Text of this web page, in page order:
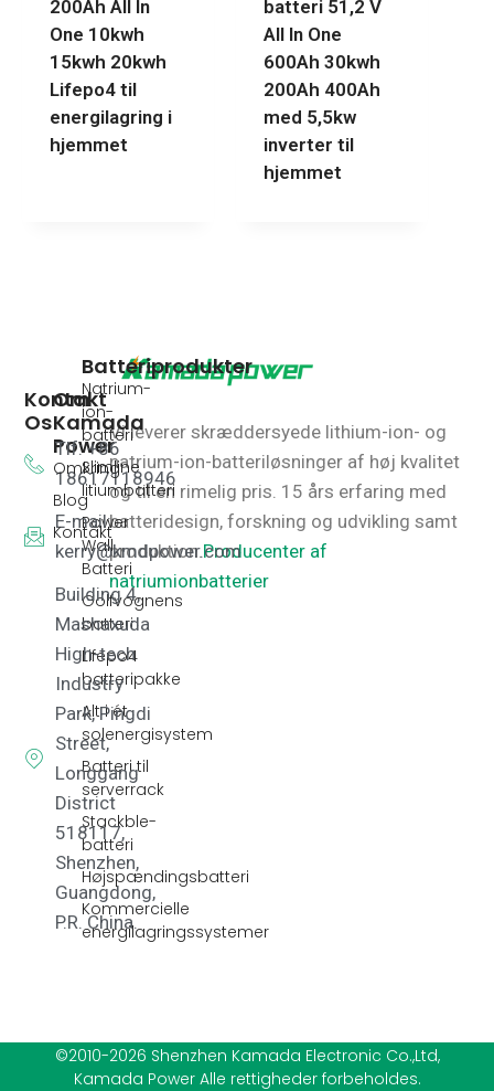
200Ah All In
One 10kwh
15kwh 20kwh
Lifepo4 til
energilagring i
hjemmet
batteri 51,2 V
All In One
600Ah 30kwh
200Ah 400Ah
med 5,5kw
inverter til
hjemmet
Vi leverer skræddersyede lithium-ion- og
natrium-ion-batteriløsninger af høj kvalitet
og til en rimelig pris. 15 års erfaring med
batteridesign, forskning og udvikling samt
produktion.Producenter af
natriumionbatterier
Batteriprodukter
Natrium-
ion-
batteri
Slimline
litiumbatteri
Power
Wall
Batteri
Golfvognens
batteri
Lifepo4
batteripakke
Alt i ét
solenergisystem
Batteri til
serverrack
Stackble-
batteri
Højspændingsbatteri
Kommercielle
energilagringssystemer
Om
Kamada
Power
Omkring
Blog
Kontakt
Kontakt
Os
Tlf: +86
18617118946
E-mail:
kerry@kmdpower.com
Building 4,
Mashaxuda
High-tech
Industry
Park, Pingdi
Street,
Longgang
District
518117,
Shenzhen,
Guangdong,
P.R. China.
©2010-2026 Shenzhen Kamada Electronic Co.,Ltd,
Kamada Power Alle rettigheder forbeholdes.